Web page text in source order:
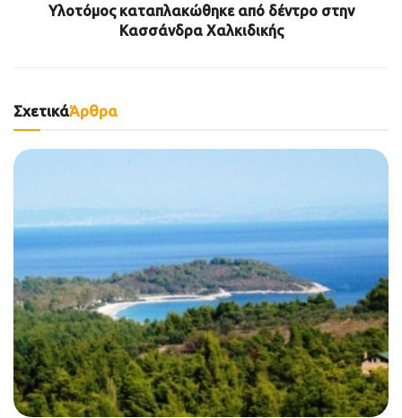
Υλοτόμος καταπλακώθηκε από δέντρο στην
Κασσάνδρα Χαλκιδικής
ΣχετικάΆρθρα